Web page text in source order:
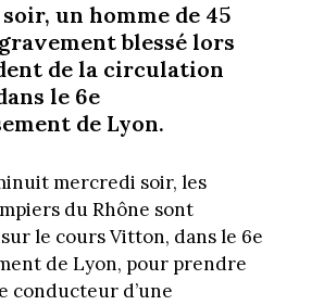
un homme de 45
blessé lors
de la circulation
le 6e
de Lyon.
mercredi soir, les
du Rhône sont
le cours Vitton, dans le 6e
de Lyon, pour prendre
conducteur d’une